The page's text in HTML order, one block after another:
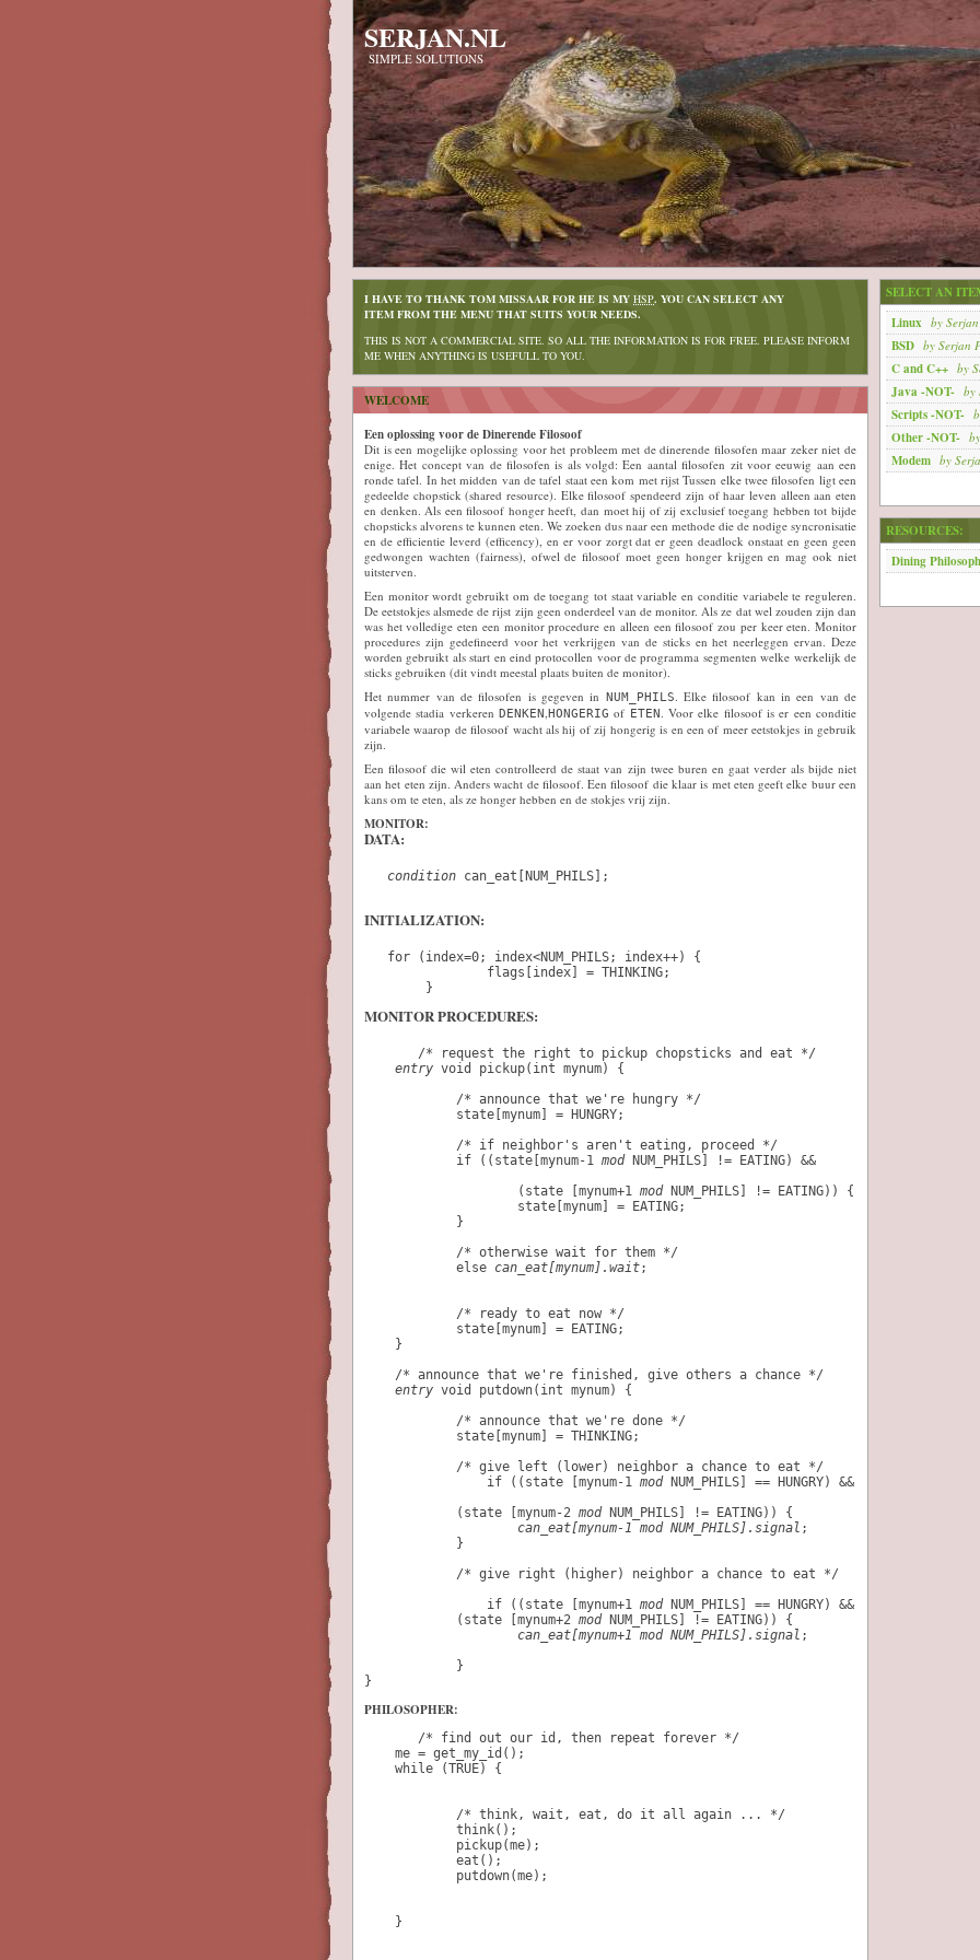
SERJAN.NL
SIMPLE SOLUTIONS
I HAVE TO THANK TOM MISSAAR FOR HE IS MY HSP. YOU CAN SELECT ANY
ITEM FROM THE MENU THAT SUITS YOUR NEEDS.
THIS IS NOT A COMMERCIAL SITE. SO ALL THE INFORMATION IS FOR FREE. PLEASE INFORM
ME WHEN ANYTHING IS USEFULL TO YOU.
WELCOME
Een oplossing voor de Dinerende Filosoof
Dit is een mogelijke oplossing voor het probleem met de dinerende filosofen maar zeker niet de
enige. Het concept van de filosofen is als volgd: Een aantal filosofen zit voor eeuwig aan een
ronde tafel. In het midden van de tafel staat een kom met rijst Tussen elke twee filosofen ligt een
gedeelde chopstick (shared resource). Elke filosoof spendeerd zijn of haar leven alleen aan eten
en denken. Als een filosoof honger heeft, dan moet hij of zij exclusief toegang hebben tot bijde
chopsticks alvorens te kunnen eten. We zoeken dus naar een methode die de nodige syncronisatie
en de efficientie leverd (efficency), en er voor zorgt dat er geen deadlock onstaat en geen geen
gedwongen wachten (fairness), ofwel de filosoof moet geen honger krijgen en mag ook niet
uitsterven.
Een monitor wordt gebruikt om de toegang tot staat variable en conditie variabele te reguleren.
De eetstokjes alsmede de rijst zijn geen onderdeel van de monitor. Als ze dat wel zouden zijn dan
was het volledige eten een monitor procedure en alleen een filosoof zou per keer eten. Monitor
procedures zijn gedefineerd voor het verkrijgen van de sticks en het neerleggen ervan. Deze
worden gebruikt als start en eind protocollen voor de programma segmenten welke werkelijk de
sticks gebruiken (dit vindt meestal plaats buiten de monitor).
Het nummer van de filosofen is gegeven in NUM_PHILS. Elke filosoof kan in een van de
volgende stadia verkeren DENKEN,HONGERIG of ETEN. Voor elke filosoof is er een conditie
variabele waarop de filosoof wacht als hij of zij hongerig is en een of meer eetstokjes in gebruik
zijn.
Een filosoof die wil eten controlleerd de staat van zijn twee buren en gaat verder als bijde niet
aan het eten zijn. Anders wacht de filosoof. Een filosoof die klaar is met eten geeft elke buur een
kans om te eten, als ze honger hebben en de stokjes vrij zijn.
MONITOR:
DATA:
condition can_eat[NUM_PHILS];
INITIALIZATION:
   for (index=0; index<NUM_PHILS; index++) {
                flags[index] = THINKING;
        }
MONITOR PROCEDURES:
       /* request the right to pickup chopsticks and eat */
entry void pickup(int mynum) {
            /* announce that we're hungry */
            state[mynum] = HUNGRY;
            /* if neighbor's aren't eating, proceed */
            if ((state[mynum-1
mod NUM_PHILS] != EATING) &&
                    (state [mynum+1
mod NUM_PHILS] != EATING)) {
                    state[mynum] = EATING;
            }
            /* otherwise wait for them */
            else
can_eat[mynum].wait;
            /* ready to eat now */
            state[mynum] = EATING;
    }
    /* announce that we're finished, give others a chance */
entry void putdown(int mynum) {
            /* announce that we're done */
            state[mynum] = THINKING;
            /* give left (lower) neighbor a chance to eat */
if ((state [ mynum-1 mod NUM_PHILS] == HUNGRY) &&
            (state [mynum-2
mod NUM_PHILS] != EATING)) {
can_eat[mynum-1 mod NUM_PHILS].signal ;
            }
            /* give right (higher) neighbor a chance to eat */
                if ((state [
mynum+1 mod NUM_PHILS] == HUNGRY) &&
            (state [mynum+2
mod NUM_PHILS] != EATING)) {
can_eat[mynum+1 mod NUM_PHILS].signal ;
            }
}
PHILOSOPHER:
       /* find out our id, then repeat forever */
    me = get_my_id();
    while (TRUE) {
            /* think, wait, eat, do it all again ... */
            think();
            pickup(me);
            eat();
            putdown(me);
    }
SELECT AN
Linux by
BSD by Serjan
C and C++ by
Java -NOT- by
Scripts -NOT-
Other -NOT-
Modem by
RESOURCES:
Dining